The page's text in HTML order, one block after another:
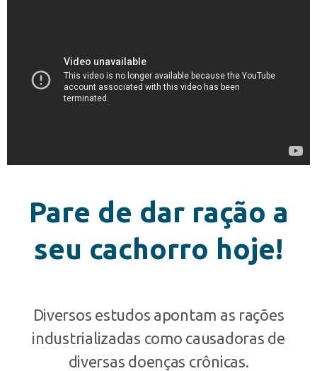
Pare de dar ração a
seu cachorro hoje!
Diversos estudos apontam as rações
industrializadas como causadoras de
diversas doenças crônicas.